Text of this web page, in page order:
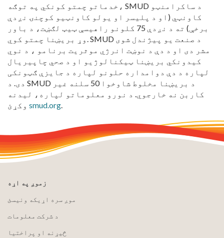
خدماتو چمتو کونکي په توګه، SMUD د ساکرامنټو
کاونټي (او د پلیسر او یولو کاونټیو کوچنۍ نږدې
برخې) ته د نږدې 75 کلونو راهیسې ټیټ لګښت، د باور
وړ بریښنا چمتو کوي. SMUD د صنعت یو پیژندل شوی
مشر دی او د دې د نوښت انرژي موثریت برنامو ، د نوي
کیدونکي بریښنا ټیکنالوژیو او د صحي چاپیریال
لپاره د دې دوامداره حلونو لپاره د جایزې ګټونکی
دی. د SMUD د بریښنا مخلوط شاوخوا 50 سلنه غیر
کاربن نه خارجوي. د نورو معلوماتو لپاره، لیدنه
smud.org.
زموږ په اړه
موږ سره اړیکه ونیسئ
د شرکت معلومات
څیړنه او پراختیا